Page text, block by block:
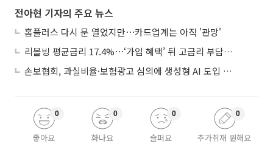
전아현 기자의 주요 뉴스
홈플러스 다시 문 열었지만⋯카드업계는 아직 '관망'
리볼빙 평균금리 17.4%⋯‘가입 혜택’ 뒤 고금리 부담 주의
손보협회, 과실비율·보험광고 심의에 생성형 AI 도입 추진
좋아요
0
화나요
0
슬퍼요
0
추가취재 원해요
0